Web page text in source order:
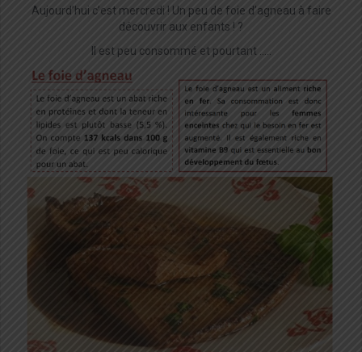
Aujourd’hui c’est mercredi ! Un peu de foie d’agneau à faire
découvrir aux enfants ! ?
Il est peu consommé et pourtant …..